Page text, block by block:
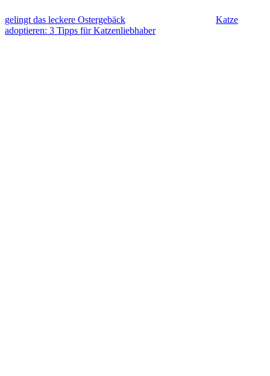
gelingt das leckere Ostergebäck
Katze
adoptieren: 3 Tipps für Katzenliebhaber